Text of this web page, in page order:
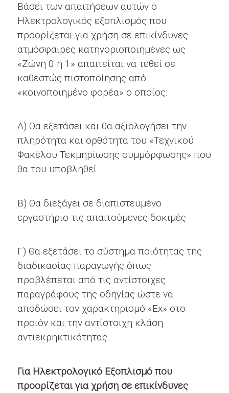
Βάσει των απαιτήσεων αυτών ο
Ηλεκτρολογικός εξοπλισμός που
προορίζεται για χρήση σε επικίνδυνες
ατμόσφαιρες κατηγοριοποιημένες ως
«Ζώνη 0 ή 1» απαιτείται να τεθεί σε
καθεστώς πιστοποίησης από
«κοινοποιημένο φορέα» ο οποίος:
Α) Θα εξετάσει και θα αξιολογήσει την
πληρότητα και ορθότητα του «Τεχνικού
Φακέλου Τεκμηρίωσης συμμόρφωσης» που
θα του υποβληθεί
Β) Θα διεξάγει σε διαπιστευμένο
εργαστήριο τις απαιτούμενες δοκιμές
Γ) Θα εξετάσει το σύστημα ποιότητας της
διαδικασίας παραγωγής όπως
προβλέπεται από τις αντίστοιχες
παραγράφους της οδηγίας ώστε να
αποδώσει τον χαρακτηρισμό «Ex» στο
προϊόν και την αντίστοιχη κλάση
αντιεκρηκτικότητας.
Για Ηλεκτρολογικό Εξοπλισμό που
προορίζεται για χρήση σε επικίνδυνες